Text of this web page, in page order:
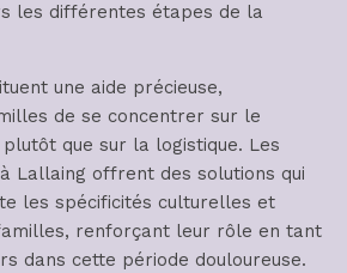
les différentes étapes de la
une aide précieuse,
de se concentrer sur le
que sur la logistique. Les
Lallaing offrent des solutions qui
les spécificités culturelles et
renforçant leur rôle en tant
dans cette période douloureuse.